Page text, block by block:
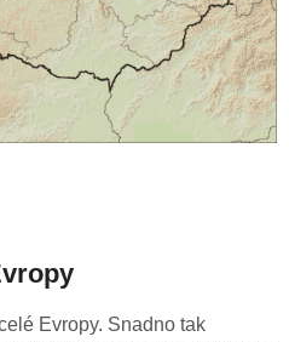
Evropy. Snadno tak